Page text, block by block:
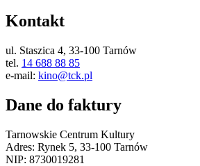
Kontakt
ul. Staszica 4, 33-100 Tarnów
tel. 14 688 88 85
e-mail: kino@tck.pl
Dane do faktury
Tarnowskie Centrum Kultury
Adres: Rynek 5, 33-100 Tarnów
NIP: 8730019281